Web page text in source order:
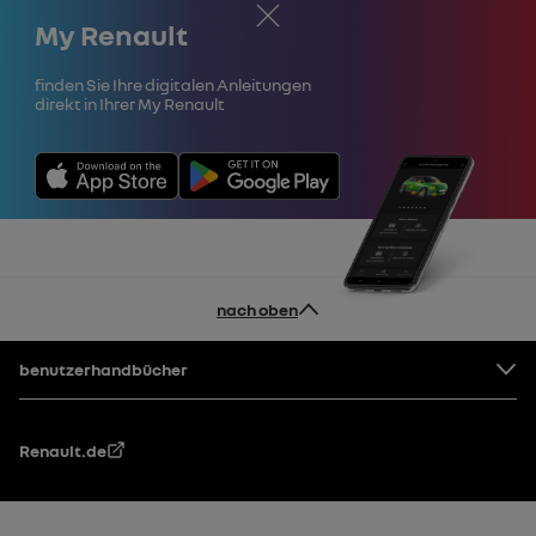
Schließen
My Renault
Finden Sie Ihre digitalen Anleitungen
direkt in Ihrer My Renault
nach oben
Fußzeile
benutzerhandbücher
Renault.de